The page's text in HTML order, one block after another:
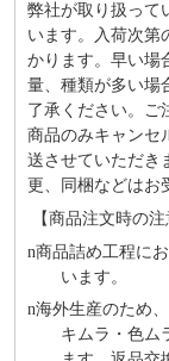
弊社が取り扱って
います。入荷次第
かります。早い場
量、種類が多い場
了承ください。ご
商品のみキャンセ
送させていただき
更、同梱などはお
【商品注文時の注
n商品詰め⼯程に
います。
n海外⽣産のため
キムラ・色ム